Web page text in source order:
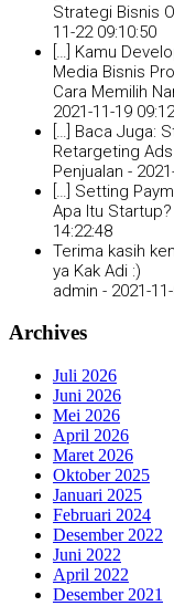
Strategi Bisnis
11-22 09:10:50
[…] Kamu
Media Bisnis
Cara Memilih
2021-11-19
[…] Baca Juga:
Retargeting
Penjualan -
[…] Setting
Apa Itu
14:22:48
Terima kasih
ya Kak Adi :)
admin - 2021-
Archives
Juli 2026
Juni 2026
Mei 2026
April 2026
Maret 2026
Oktober 2025
Januari 2025
Februari 2024
Desember 2022
Juni 2022
April 2022
Desember 2021